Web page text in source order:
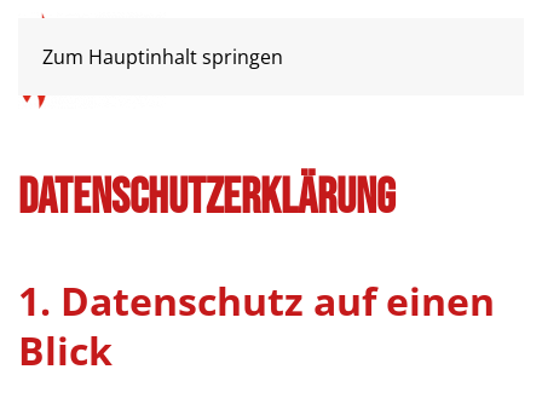
Zum Hauptinhalt springen
Datenschutz­erklärung
1. Datenschutz auf einen
Blick